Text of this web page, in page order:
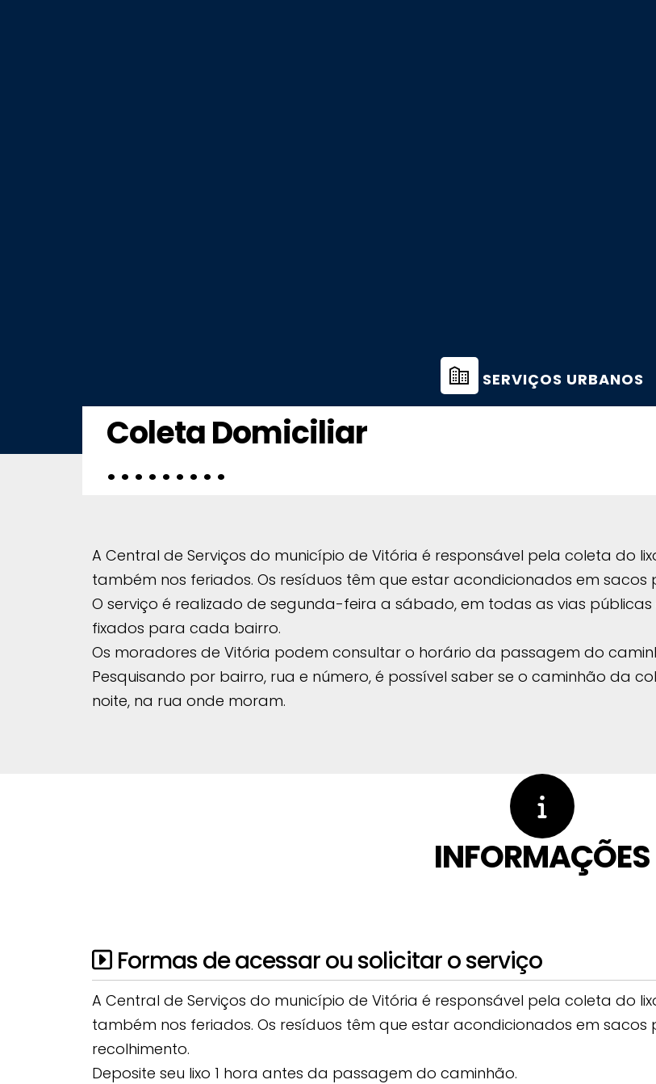
SERVIÇOS URBANOS
Coleta Domiciliar
. . . . . . . . .
A Central de Serviços do município de Vitória é responsável pela coleta do
também nos feriados. Os resíduos têm que estar acondicionados em sacos
O serviço é realizado de segunda-feira a sábado, em todas as vias
fixados para cada bairro.
Os moradores de Vitória podem consultar o horário da passagem do
Pesquisando por bairro, rua e número, é possível saber se o caminhão da
noite, na rua onde moram.
INFORMAÇÕES
Formas de acessar ou solicitar o serviço
A Central de Serviços do município de Vitória é responsável pela coleta do
também nos feriados. Os resíduos têm que estar acondicionados em
recolhimento.
Deposite seu lixo 1 hora antes da passagem do caminhão.